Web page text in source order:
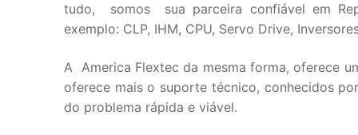
tudo, somos sua parceira confiável em
exemplo: CLP, IHM, CPU, Servo Drive,
A America Flextec da mesma forma, oferece
oferece mais o suporte técnico, conhecidos
do problema rápida e viável.